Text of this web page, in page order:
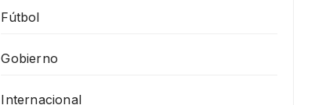
Fútbol
Gobierno
Internacional